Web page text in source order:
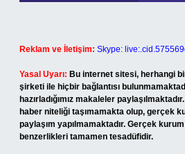
Reklam ve İletişim: Skype:
Yasal Uyarı: Bu internet sitesi, herhangi
şirketi ile hiçbir bağlantısı
hazırladığımız makaleler
haber niteliği taşımamakta olup, gerçek
paylaşım yapılmamaktadır. Gerçek
benzerlikleri tamamen tesadüfidir.